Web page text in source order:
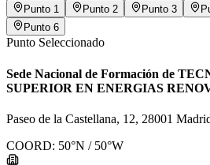
Punto 1 Punto 2 Punto 3
Punto 6
Punto Seleccionado
Sede Nacional de Formación de
SUPERIOR EN ENERGIAS
Paseo de la Castellana, 12, 28001
COORD: 50°N / 50°W